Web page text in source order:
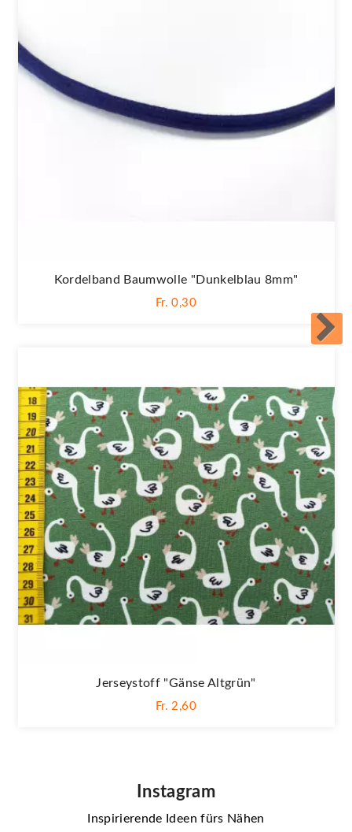
Kordelband Baumwolle "Dunkelblau 8mm"
Fr. 0,30
Jerseystoff "Gänse Altgrün"
Fr. 2,60
Instagram
Inspirierende Ideen fürs Nähen